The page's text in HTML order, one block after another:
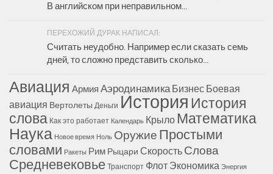
В английском при неправильном...
ПЕРЕХОЖИЙ ДУРАК НАПИСАЛ:
Считать неудобно. Например если сказать семь
дней, то сложно представить сколько...
Авиация Армия Аэродинамика Бизнес Боевая
авиация Вертолеты Деньги История История
слова Как это работает Календарь Крыло Математика
Наука Новое время Ноль Оружие Простыми
словами Ракеты Рим Рыцари Скорость Слова
Средневековье Транспорт Флот Экономика Энергия